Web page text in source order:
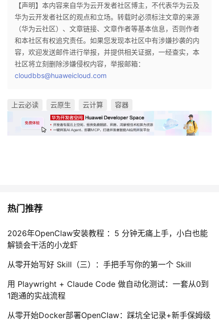
【声明】本内容来自华为云开发者社区博主，不代表华为云及
华为云开发者社区的观点和立场。转载时必须标注文章的来源
（华为云社区）、文章链接、文章作者等基本信息，否则作者
和本社区有权追究责任。如果您发现本社区中有涉嫌抄袭的内
容，欢迎发送邮件进行举报，并提供相关证据，一经查实，本
社区将立刻删除涉嫌侵权内容，举报邮箱：
cloudbbs@huaweicloud.com
上云必读 云原生 云计算 容器
热门推荐
2026年OpenClaw安装教程 ：5 分钟无痛上手，小白也能
解锁会干活的小龙虾
从零开始写好 Skill（三）：手把手写你的第一个 Skill
用 Playwright + Claude Code 做自动化测试：一套从0到
1跑通的实战流程
从零开始Docker部署OpenClaw：踩坑全记录+新手保姆级